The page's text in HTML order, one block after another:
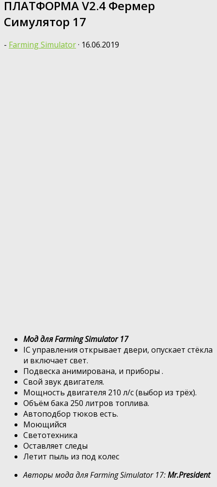
ПЛАТФОРМА V2.4 Фермер
Симулятор 17
- Farming Simulator· 16.06.2019
Мод для Farming Simulator 17
IC управления открывает двери, опускает стёкла
и включает свет.
Подвеска анимирована, и приборы .
Свой звук двигателя.
Мощность двигателя 210 л/с (выбор из трёх).
Объём бака 250 литров топлива.
Автоподбор тюков есть.
Моющийся
Светотехника
Оставляет следы
Летит пыль из под колес
Авторы мода для Farming Simulator 17:Mr.President